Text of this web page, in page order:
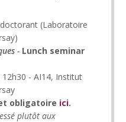
(Laboratoire
- Lunch seminar
- AI14, Institut
obligatoire ici.
plutôt aux